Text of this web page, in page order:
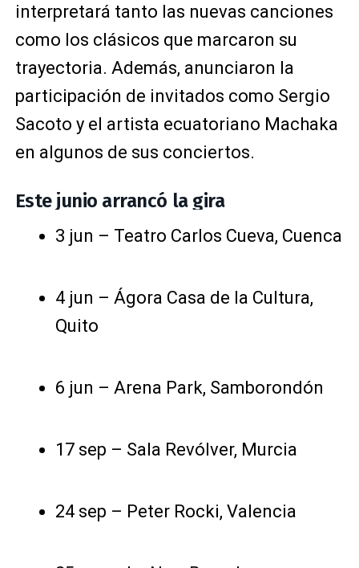
interpretará tanto las nuevas canciones
como los clásicos que marcaron su
trayectoria. Además, anunciaron la
participación de invitados como Sergio
Sacoto y el artista ecuatoriano Machaka
en algunos de sus conciertos.
Este junio arrancó la gira
3 jun – Teatro Carlos Cueva, Cuenca
4 jun – Ágora Casa de la Cultura,
Quito
6 jun – Arena Park, Samborondón
17 sep – Sala Revólver, Murcia
24 sep – Peter Rocki, Valencia